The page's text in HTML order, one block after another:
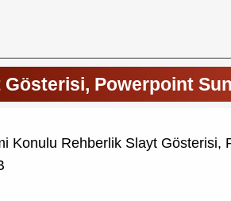
Powerpoint
Konulu Rehberlik Slayt Gösterisi,